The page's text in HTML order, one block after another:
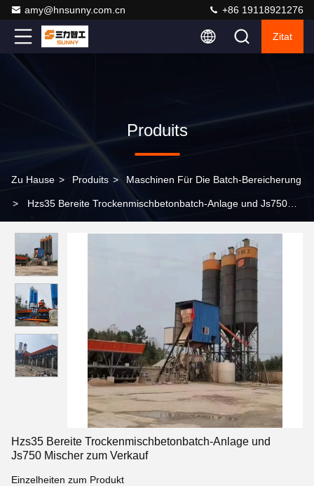
amy@hnsunny.com.cn +86 19118921276
Zitat
Produits
Zu Hause > Produits > Maschinen Für Die Batch-Bereicherung
> Hzs35 Bereite Trockenmischbetonbatch-Anlage und Js750
Hzs35 Bereite Trockenmischbetonbatch-Anlage und
Js750 Mischer zum Verkauf
Einzelheiten zum Produkt